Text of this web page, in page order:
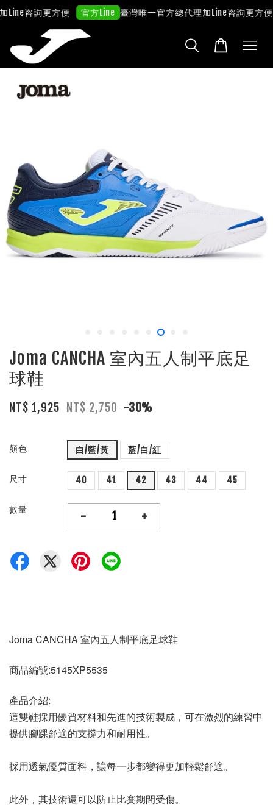
Line咨詢更方便 官方Line 臺灣唯一官方總代理加Line咨詢更方便
Joma CANCHA 室內五人制平底足
球鞋
NT$ 1,925 NT$ 2,750 -30%
顏色 白/藍/黃 藍/白/紅
尺寸 40 41 42 43 44 45
數量 - +
Joma CANCHA 室內五人制平底足球鞋
商品編號:5145XP5535
產品介紹:
這雙鞋採用優質材料和先進的技術製成，可在激烈的練習中
提供腳踝舒適的支撐力和耐用性。
採用透氣優質面料，讓每一步都變得更加輕鬆舒適。
此外，其技術還可以防止比賽期間受傷。